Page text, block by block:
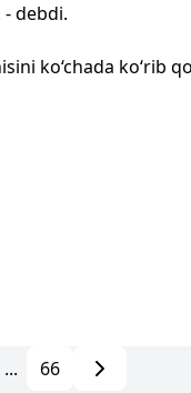
- debdi.
ko‘chada ko‘rib
... 66